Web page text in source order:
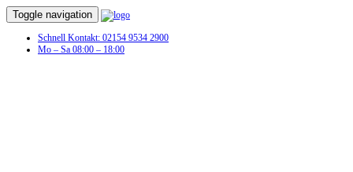
Toggle navigation
Schnell Kontakt: 02154 9534 2900
Mo – Sa 08:00 – 18:00